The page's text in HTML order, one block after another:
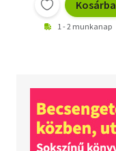
Kosárba
1 - 2 munkanap